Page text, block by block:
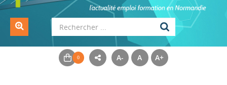
A- A A+